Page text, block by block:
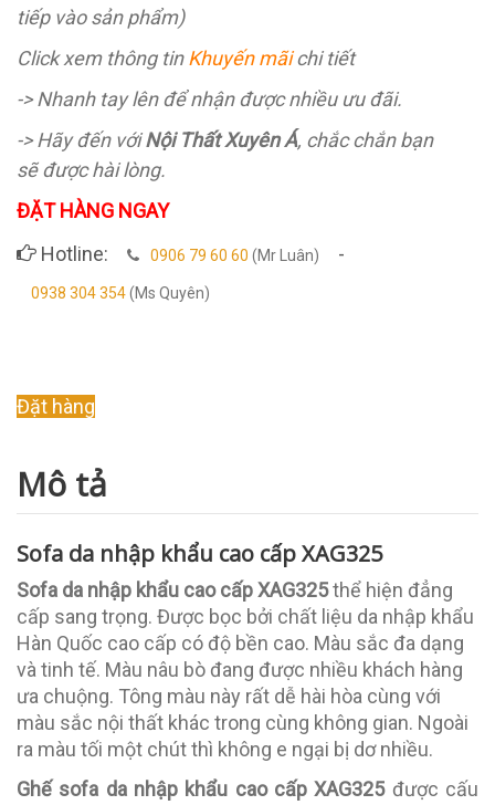
tiếp vào sản phẩm)
Click xem thông tinKhuyến mãichi tiết
-> Nhanh tay lên để nhận được nhiều ưu đãi.
-> Hãy đến vớiNội Thất Xuyên Á, chắc chắn bạn
sẽ được hài lòng.
ĐẶT HÀNG NGAY
Hotline:
0906 79 60 60 (Mr Luân) -
0938 304 354(Ms Quyên)
Original
was:
14.000.000 ₫.
Current
10.000.000 ₫.
Đặt hàng
Mô tả
Sofa da nhập khẩu cao cấp XAG325
Sofa da nhập khẩu cao cấp XAG325thể hiện đẳng
cấp sang trọng. Được bọc bởi chất liệu da nhập khẩu
Hàn Quốc cao cấp có độ bền cao. Màu sắc đa dạng
và tinh tế. Màu nâu bò đang được nhiều khách hàng
ưa chuộng. Tông màu này rất dễ hài hòa cùng với
màu sắc nội thất khác trong cùng không gian. Ngoài
ra màu tối một chút thì không e ngại bị dơ nhiều.
Ghế sofa da nhập khẩu cao cấp XAG325được cấu